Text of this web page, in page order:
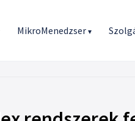
MikroMenedzser▾